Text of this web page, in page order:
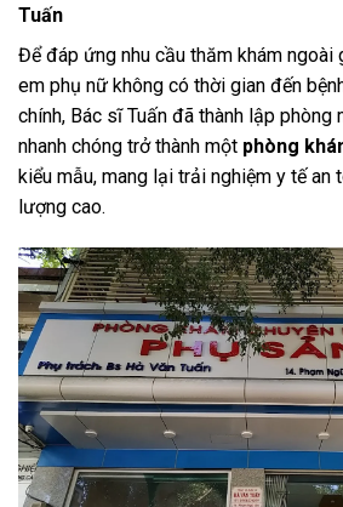
Tuấn
Để đáp ứng nhu cầu thăm khám
em phụ nữ không có thời gian đến
chính, Bác sĩ Tuấn đã thành lập phòng
nhanh chóng trở thành một phòng
kiểu mẫu, mang lại trải nghiệm y tế an
lượng cao.